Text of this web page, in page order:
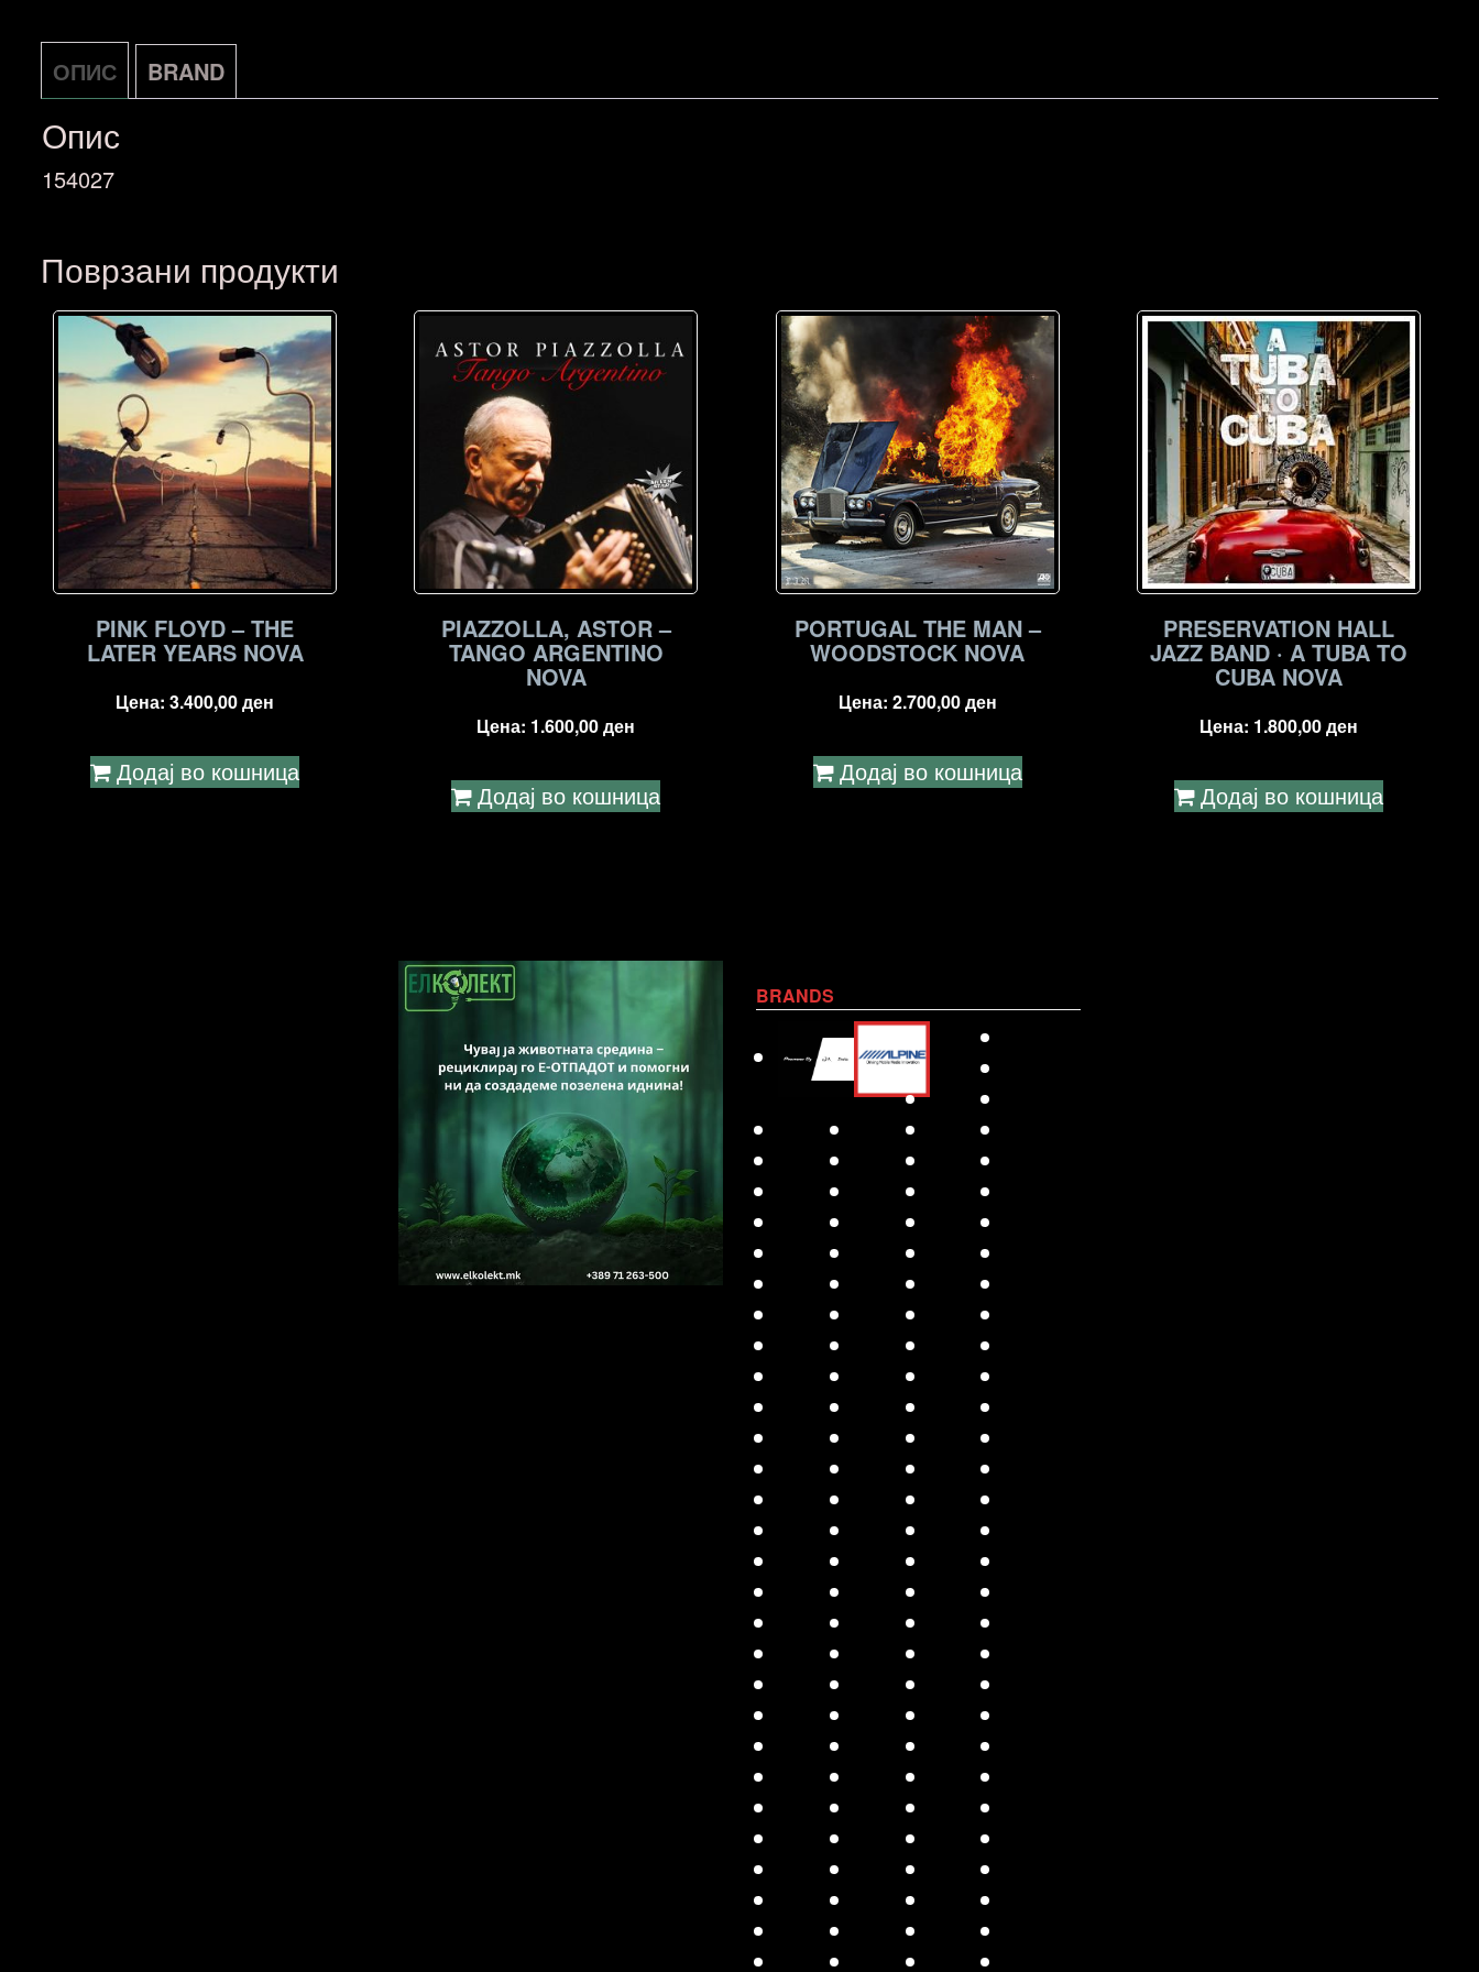
ОПИС BRAND
Опис
154027
Поврзани продукти
PINK FLOYD – THE
LATER YEARS NOVA
Цена:3.400,00ден
Додај во кошница
PIAZZOLLA, ASTOR –
TANGO ARGENTINO
NOVA
Цена: 1.600,00ден
Додај во кошница
PORTUGAL THE MAN –
WOODSTOCK NOVA
Цена: 2.700,00ден
Додај во кошница
PRESERVATION HALL
JAZZ BAND · A TUBA TO
CUBA NOVA
Цена: 1.800,00ден
Додај во кошница
BRANDS